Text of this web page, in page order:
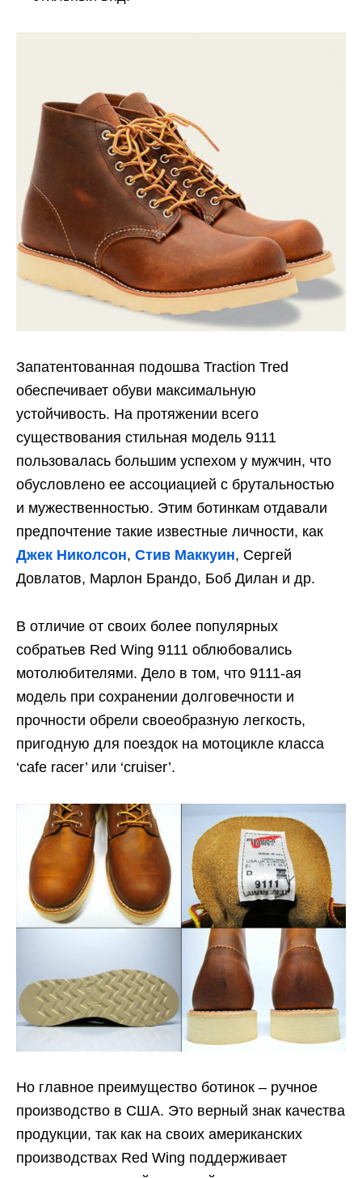
Запатентованная подошва Traction Tred
обеспечивает обуви максимальную
устойчивость. На протяжении всего
существования стильная модель 9111
пользовалась большим успехом у мужчин, что
обусловлено ее ассоциацией с брутальностью
и мужественностью. Этим ботинкам отдавали
предпочтение такие известные личности, как
Джек Николсон, Стив Маккуин, Сергей
Довлатов, Марлон Брандо, Боб Дилан и др.
В отличие от своих более популярных
собратьев Red Wing 9111 облюбовались
мотолюбителями. Дело в том, что 9111-ая
модель при сохранении долговечности и
прочности обрели своеобразную легкость,
пригодную для поездок на мотоцикле класса
‘cafe racer’ или ‘cruiser’.
Но главное преимущество ботинок – ручное
производство в США. Это верный знак качества
продукции, так как на своих американских
производствах Red Wing поддерживает